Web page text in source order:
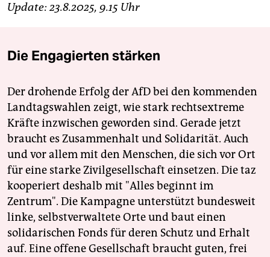
Update: 23.8.2025, 9.15 Uhr
Die Engagierten stärken
Der drohende Erfolg der AfD bei den kommenden
Landtagswahlen zeigt, wie stark rechtsextreme
Kräfte inzwischen geworden sind. Gerade jetzt
braucht es Zusammenhalt und Solidarität. Auch
und vor allem mit den Menschen, die sich vor Ort
für eine starke Zivilgesellschaft einsetzen. Die taz
kooperiert deshalb mit "Alles beginnt im
Zentrum". Die Kampagne unterstützt bundesweit
linke, selbstverwaltete Orte und baut einen
solidarischen Fonds für deren Schutz und Erhalt
auf. Eine offene Gesellschaft braucht guten, frei